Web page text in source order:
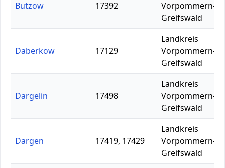
Butzow 17392
Vorpommern-
Greifswald
Daberkow 17129
Landkreis
Vorpommern-
Greifswald
Dargelin 17498
Landkreis
Vorpommern-
Greifswald
Dargen 17419, 17429
Landkreis
Vorpommern-
Greifswald